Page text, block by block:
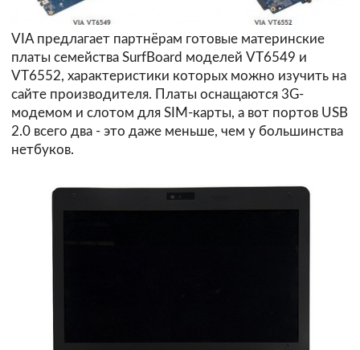
VIA предлагает партнёрам готовые материнские
платы семейства SurfBoard моделей VT6549 и
VT6552, характеристики которых можно изучить на
сайте производителя. Платы оснащаются 3G-
модемом и слотом для SIM-карты, а вот портов USB
2.0 всего два - это даже меньше, чем у большинства
нетбуков.